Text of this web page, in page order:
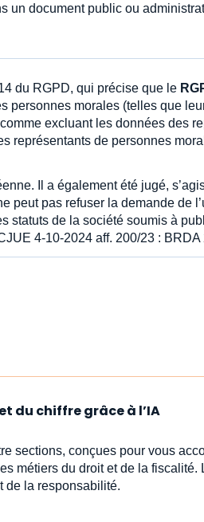
un document public ou
du RGPD, qui précise que le
personnes morales (telles que
excluant les données des
représentants de personnes
Il a également été jugé,
peut pas refuser la demande de
statuts de la société soumis à
4-10-2024 aff. 200/23 : BRDA
du chiffre grâce à l’IA
sections, conçues pour vous
métiers du droit et de la
de la responsabilité.